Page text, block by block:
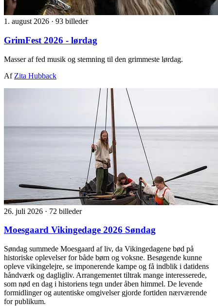
1. august 2026 · 93 billeder
GrimFest 2026 - lørdag
Masser af fed musik og stemning til den grimmeste lørdag.
Af Zita Hubback
26. juli 2026 · 72 billeder
Moesgaard Vikingedage 2026 Søndag
Søndag summede Moesgaard af liv, da Vikingedagene bød på
historiske oplevelser for både børn og voksne. Besøgende kunne
opleve vikingelejre, se imponerende kampe og få indblik i datidens
håndværk og dagligliv. Arrangementet tiltrak mange interesserede,
som nød en dag i historiens tegn under åben himmel. De levende
formidlinger og autentiske omgivelser gjorde fortiden nærværende
for publikum.